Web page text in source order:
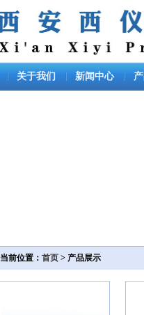
关于我们 新闻中心
当前位置： 首页 > 产品展示